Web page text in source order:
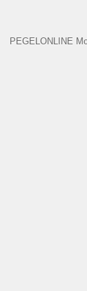
PEGELONLINE